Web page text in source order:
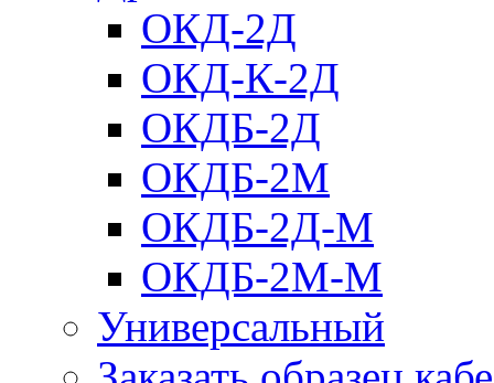
ОКД-2Д
ОКД-К-2Д
ОКДБ-2Д
ОКДБ-2М
ОКДБ-2Д-М
ОКДБ-2М-М
Универсальный